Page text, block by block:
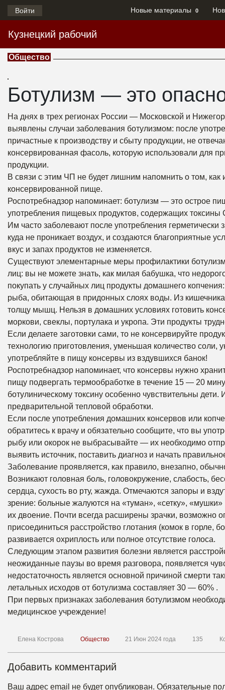
Войти Новые материалы 0
Кузнецкий рабочий
Общество
Ботулизм — это
На днях в трех регионах России — Московской и
выявлены случаи заболевания ботулизмом: после
причастные к производству и сбыту продукции, не
консервированная фасоль, которую использовали для
продукции.
В связи с этим ЧП не будет лишним напомнить о том,
консервированной пище.
Роспотребнадзор напоминает: ботулизм — это острое
употребления пищевых продуктов, содержащих токсины
Им часто заболевают после употребления
куда не проникает воздух, и создаются благоприятные
вкус и запах продуктов не изменяется.
Существуют элементарные меры профилактики
лиц: вы не можете знать, как милая бабушка, что
покупать у случайных лиц продукты домашнего
рыба, обитающая в придонных слоях воды. Из
толщу мышц. Нельзя в домашних условиях готовить
моркови, свеклы, портулака и укропа. Эти продукты
Если делаете заготовки сами, то не консервируйте
технологию приготовления, уменьшая количество соли,
употребляйте в пищу консервы из вздувшихся банок!
Роспотребнадзор напоминает, что консервы нужно
пищу подвергать термообработке в течение 15 — 20
ботулиническому токсину особенно чувствительны
предварительной тепловой обработки.
Если после употребления домашних консервов или
обратитесь к врачу и обязательно сообщите, что вы
рыбу или окорок не выбрасывайте — их необходимо
выявить источник, поставить диагноз и начать
Заболевание проявляется, как правило, внезапно,
Возникают головная боль, головокружение, слабость,
сердца, сухость во рту, жажда. Отмечаются запоры и
зрение: больные жалуются на «туман», «сетку»,
их двоение. Почти всегда расширены зрачки, возможно
присоединиться расстройство глотания (комок в горле,
развивается охриплость или полное отсутствие голоса.
Следующим этапом развития болезни является
неожиданные паузы во время разговора, появляется
недостаточность является основной причиной смерти
летальных исходов от ботулизма составляет 30 — 60% .
При первых признаках заболевания ботулизмом
медицинское учреждение!
Елена Кострова Общество 21 Июн 2024 года 135
Добавить комментарий
Ваш адрес email не будет опубликован. Обязательные